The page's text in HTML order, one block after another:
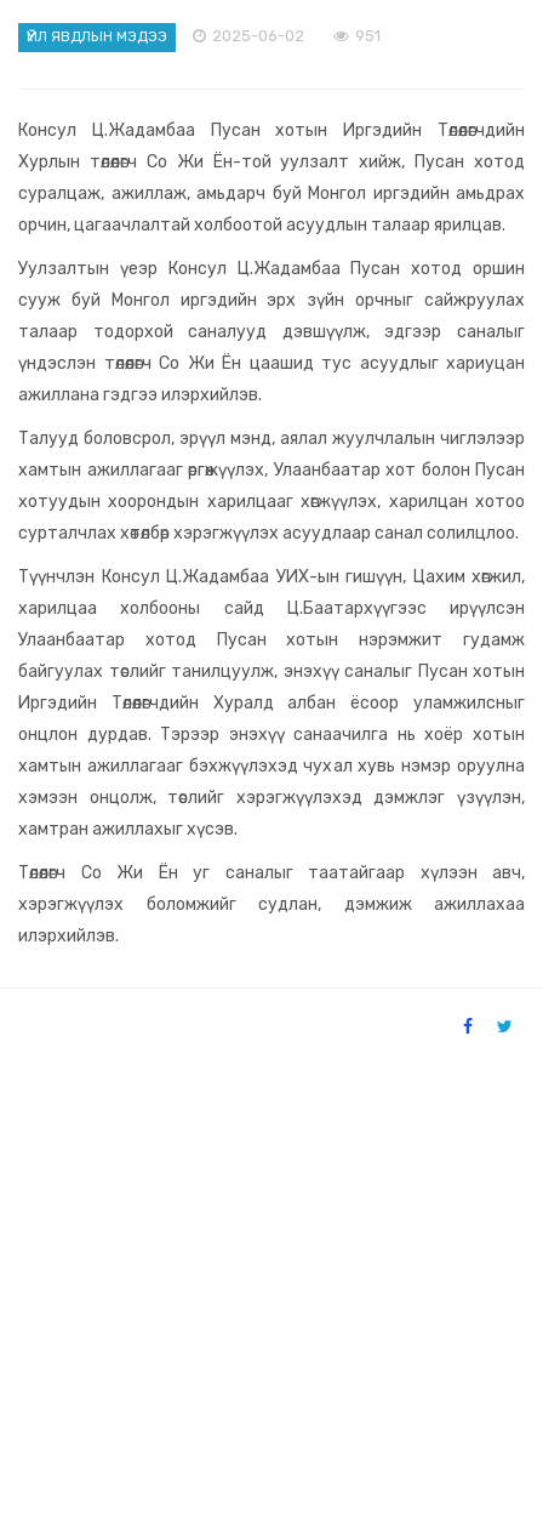
ҮЙЛ ЯВДЛЫН МЭДЭЭ 2025-06-02 951
Консул Ц.Жадамбаа Пусан хотын Иргэдийн Төлөөлөгчдийн
Хурлын төлөөлөгч Со Жи Ён-той уулзалт хийж, Пусан хотод
суралцаж, ажиллаж, амьдарч буй Монгол иргэдийн амьдрах
орчин, цагаачлалтай холбоотой асуудлын талаар ярилцав.
Уулзалтын үеэр Консул Ц.Жадамбаа Пусан хотод оршин
сууж буй Монгол иргэдийн эрх зүйн орчныг сайжруулах
талаар тодорхой саналууд дэвшүүлж, эдгээр саналыг
үндэслэн төлөөлөгч Со Жи Ён цаашид тус асуудлыг хариуцан
ажиллана гэдгээ илэрхийлэв.
Талууд боловсрол, эрүүл мэнд, аялал жуулчлалын чиглэлээр
хамтын ажиллагааг өргөжүүлэх, Улаанбаатар хот болон Пусан
хотуудын хоорондын харилцааг хөгжүүлэх, харилцан хотоо
сурталчлах хөтөлбөр хэрэгжүүлэх асуудлаар санал солилцлоо.
Түүнчлэн Консул Ц.Жадамбаа УИХ-ын гишүүн, Цахим хөгжил,
харилцаа холбооны сайд Ц.Баатархүүгээс ирүүлсэн
Улаанбаатар хотод Пусан хотын нэрэмжит гудамж
байгуулах төслийг танилцуулж, энэхүү саналыг Пусан хотын
Иргэдийн Төлөөлөгчдийн Хуралд албан ёсоор уламжилсныг
онцлон дурдав. Тэрээр энэхүү санаачилга нь хоёр хотын
хамтын ажиллагааг бэхжүүлэхэд чухал хувь нэмэр оруулна
хэмээн онцолж, төслийг хэрэгжүүлэхэд дэмжлэг үзүүлэн,
хамтран ажиллахыг хүсэв.
Төлөөлөгч Со Жи Ён уг саналыг таатайгаар хүлээн авч,
хэрэгжүүлэх боломжийг судлан, дэмжиж ажиллахаа
илэрхийлэв.